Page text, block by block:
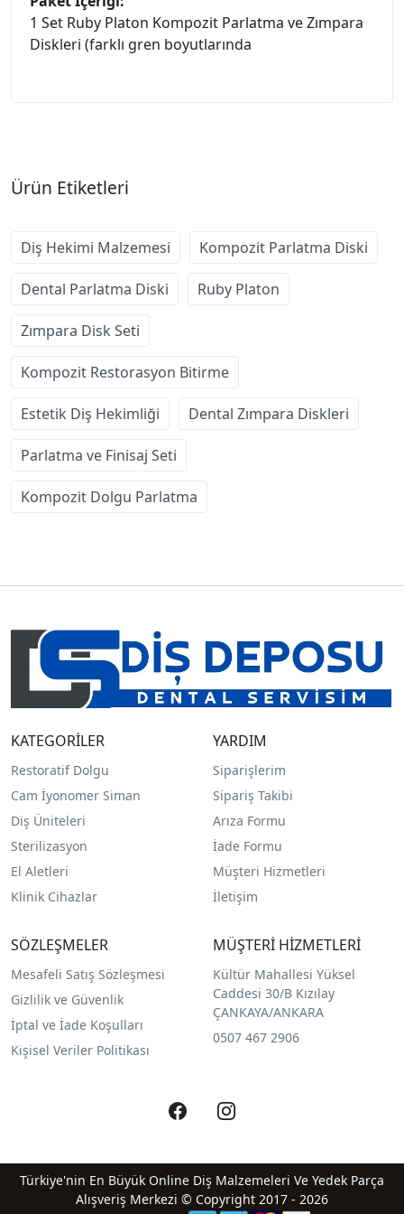
1 Set Ruby Platon Kompozit Parlatma ve Zımpara
Diskleri (farklı gren boyutlarında
Ürün Etiketleri
Diş Hekimi Malzemesi Kompozit Parlatma Diski
Dental Parlatma Diski Ruby Platon
Zımpara Disk Seti
Kompozit Restorasyon Bitirme
Estetik Diş Hekimliği Dental Zımpara Diskleri
Parlatma ve Finisaj Seti
Kompozit Dolgu Parlatma
KATEGORİLER
Restoratif Dolgu
Cam İyonomer Siman
Diş Üniteleri
Sterilizasyon
El Aletleri
Klinik Cihazlar
YARDIM
Siparişlerim
Sipariş Takibi
Arıza Formu
İade Formu
Müşteri Hizmetleri
İletişim
SÖZLEŞMELER
Mesafeli Satış Sözleşmesi
Gizlilik ve Güvenlik
İptal ve İade Koşulları
Kişisel Veriler Politikası
MÜŞTERİ HİZMETLERİ
Kültür Mahallesi Yüksel
Caddesi 30/B Kızılay
ÇANKAYA/ANKARA
0507 467 2906
Türkiye'nin En Büyük Online Diş Malzemeleri Ve Yedek Parça
Alışveriş Merkezi © Copyright 2017 - 2026